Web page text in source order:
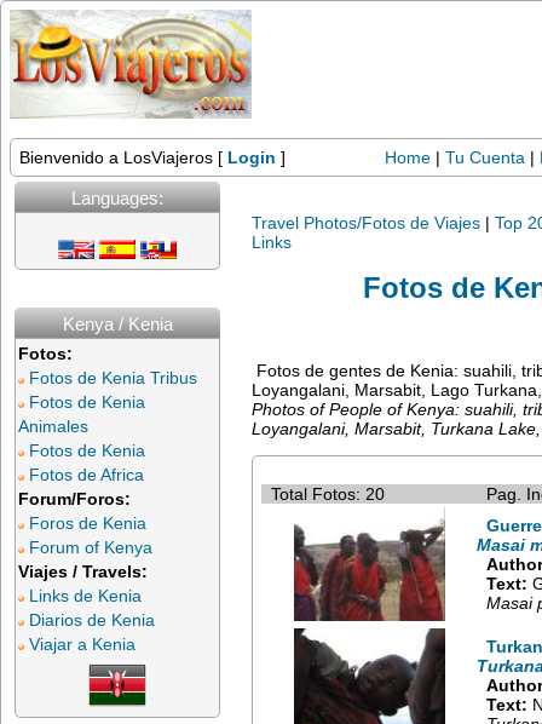
Bienvenido a LosViajeros [ Login ] Home| Tu Cuenta |
Languages:
Kenya / Kenia
Fotos:
Fotos de Kenia Tribus
Fotos de Kenia
Animales
Fotos de Kenia
Fotos de Africa
Forum/Foros:
Foros de Kenia
Forum of Kenya
Viajes / Travels:
Links de Kenia
Diarios de Kenia
Viajar a Kenia
Travel Photos/Fotos de Viajes | Top
Links
Fotos de
Fotos de gentes de Kenia: suahili,
Loyangalani, Marsabit, Lago
Photos of People of Kenya: suahili,
Loyangalani, Marsabit, Turkana
Total Fotos: 20
Pag.
Masai
Text:
Masai
Text: